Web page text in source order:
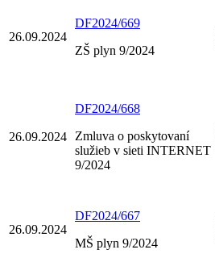
26.09.2024
DF2024/669
ZŠ plyn 9/2024
26.09.2024
DF2024/668
Zmluva o poskytovaní
služieb v sieti INTERNET
9/2024
26.09.2024
DF2024/667
MŠ plyn 9/2024